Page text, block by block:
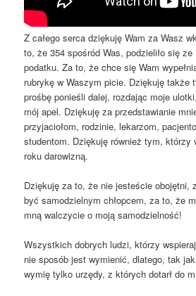
Z całego serca dziękuję Wam za Wasz
to, że 354 spośród Was, podzieliło się
podatku. Za to, że chce się Wam
rubrykę w Waszym picie. Dziękuję także
prośbę ponieśli dalej, rozdając moje
mój apel. Dziękuję za przedstawianie
przyjaciołom, rodzinie, lekarzom,
studentom. Dziękuję również tym, którzy
roku darowizną.
Dziękuję za to, że nie jesteście obojętni,
być samodzielnym chłopcem, za to, że
mną walczycie o moją samodzielność!
Wszystkich dobrych ludzi, którzy
nie sposób jest wymienić, dlatego, tak
wymię tylko urzędy, z których dotarł do